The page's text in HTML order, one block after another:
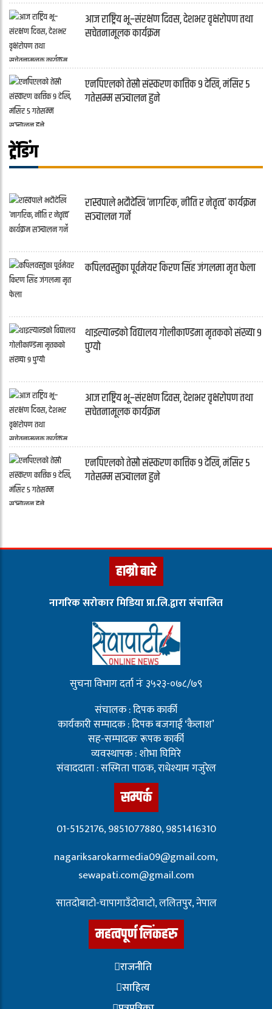
आज राष्ट्रिय भू–संरक्षण दिवस, देशभर वृक्षरोपण तथा
सचेतनामूलक कार्यक्रम
एनपिएलको तेस्रो संस्करण कात्तिक ९ देखि, मंसिर ५
गतेसम्म सञ्चालन हुने
ट्रेंडिंग
रास्वपाले भदौदेखि ‘नागरिक, नीति र नेतृत्व’ कार्यक्रम
सञ्चालन गर्ने
कपिलवस्तुका पूर्वमेयर किरण सिंह जंगलमा मृत फेला
थाइल्यान्डको विद्यालय गोलीकाण्डमा मृतकको संख्या ९
पुग्यो
आज राष्ट्रिय भू–संरक्षण दिवस, देशभर वृक्षरोपण तथा
सचेतनामूलक कार्यक्रम
एनपिएलको तेस्रो संस्करण कात्तिक ९ देखि, मंसिर ५
गतेसम्म सञ्चालन हुने
हाम्रो बारे
नागरिक सरोकार मिडिया प्रा.लि.द्वारा संचालित
सुचना विभाग दर्ता नंः ३५२३-०७८/७९
संचालक : दिपक कार्की
कार्यकारी सम्पादक : दिपक बजगाई ‘कैलाश’
सह-सम्पादकः रूपक कार्की
व्यवस्थापक : शोभा घिमिरे
संवाददाता : सस्मिता पाठक, राधेश्याम गजुरेल
सम्पर्क
01-5152176, 9851077880, 9851416310
nagariksarokarmedia09@gmail.com,
sewapati.com@gmail.com
सातदोबाटो-चापागाउँदाेवाटाे, ललितपुर, नेपाल
महत्वपूर्ण लिंकहरु
राजनीति
साहित्य